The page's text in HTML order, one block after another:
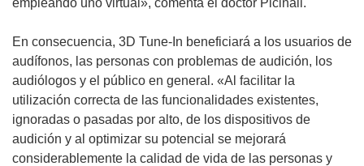
v
e
n
t
a
n
En consecuencia, 3D Tune-In beneficiará a los usuarios de
audífonos, las personas con problemas de audición, los
audiólogos y el público en general. «Al facilitar la
utilización correcta de las funcionalidades existentes,
ignoradas o pasadas por alto, de los dispositivos de
audición y al optimizar su potencial se mejorará
considerablemente la calidad de vida de las personas y